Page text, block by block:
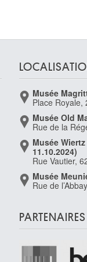
Musée
Place Royale,
Musée Old
Rue de la
Musée
11.10.2024)
Rue Vautier,
Musée
Rue de
PARTENAIRES